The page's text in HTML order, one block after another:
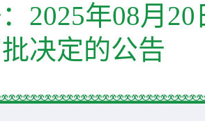
2025年08月
决定的公告